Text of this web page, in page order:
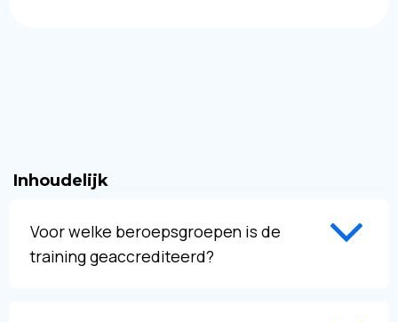
Inhoudelijk
Voor welke beroepsgroepen is de
training geaccrediteerd?